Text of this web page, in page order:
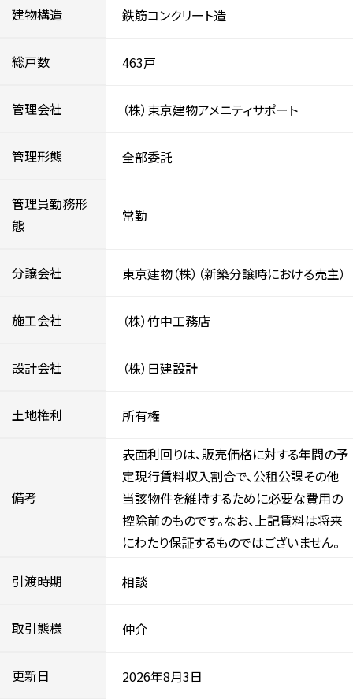
建物構造 鉄筋コンクリート造
総戸数 463戸
管理会社 （株）東京建物アメニティサポート
管理形態 全部委託
管理員勤務形
態
常勤
分譲会社 東京建物（株）（新築分譲時における売主）
施工会社 （株）竹中工務店
設計会社 （株）日建設計
土地権利 所有権
備考
表面利回りは、販売価格に対する年間の予
定現行賃料収入割合で、公租公課その他
当該物件を維持するために必要な費用の
控除前のものです。なお、上記賃料は将来
にわたり保証するものではございません。
引渡時期 相談
取引態様 仲介
更新日 2026年8月3日